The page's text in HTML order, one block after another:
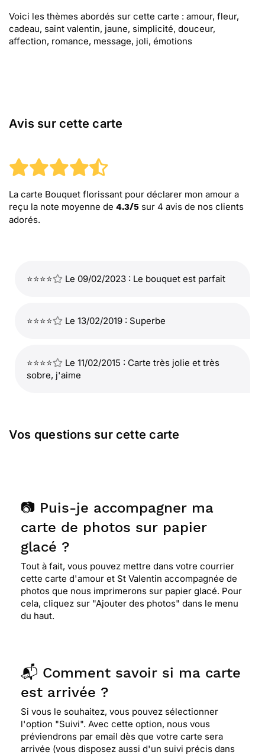
Voici les thèmes abordés sur cette carte : amour, fleur,
cadeau, saint valentin, jaune, simplicité, douceur,
affection, romance, message, joli, émotions
Avis sur cette carte
La carte Bouquet florissant pour déclarer mon amour a
reçu la note moyenne de 4.3/5 sur 4 avis de nos clients
adorés.
⭐⭐⭐⭐ Le 09/02/2023 : Le bouquet est parfait
⭐⭐⭐⭐ Le 13/02/2019 : Superbe
⭐⭐⭐⭐
Le 11/02/2015 : Carte très jolie et très
sobre, j'aime
Vos questions sur cette carte
📷 Puis-je accompagner ma
carte de photos sur papier
glacé ?
Tout à fait, vous pouvez mettre dans votre courrier
cette carte d'amour et St Valentin accompagnée de
photos que nous imprimerons sur papier glacé. Pour
cela, cliquez sur "Ajouter des photos" dans le menu
du haut.
📬 Comment savoir si ma carte
est arrivée ?
Si vous le souhaitez, vous pouvez sélectionner
l'option "Suivi". Avec cette option, nous vous
préviendrons par email dès que votre carte sera
arrivée (vous disposez aussi d'un suivi précis dans